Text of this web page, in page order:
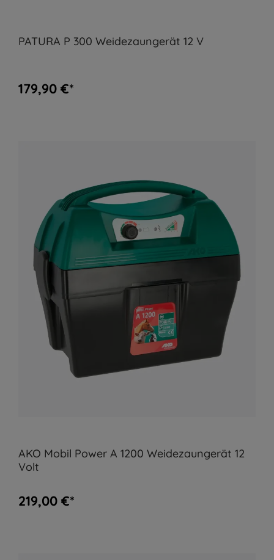
PATURA P 300 Weidezaungerät 12 V
179,90 €*
AKO Mobil Power A 1200 Weidezaungerät 12
Volt
219,00 €*